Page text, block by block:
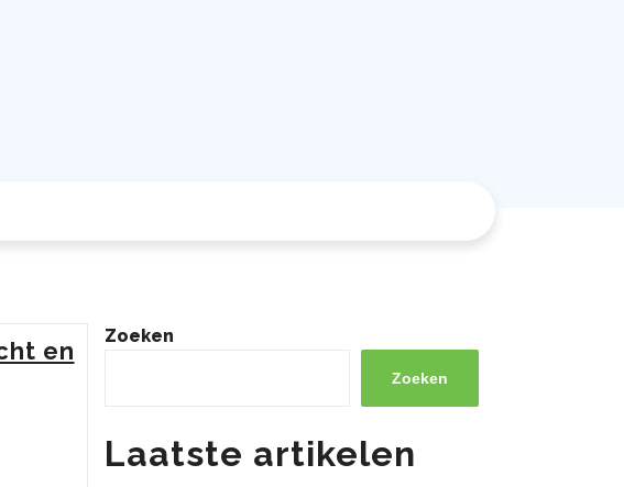
en
Zoeken
Zoeken
Laatste artikelen